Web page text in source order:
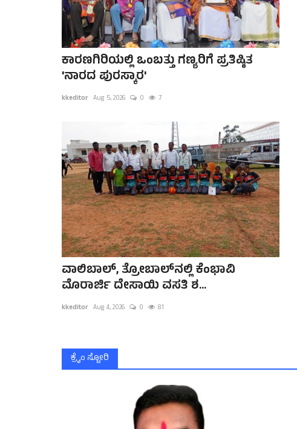
ಕಾರಣಗಿರಿಯಲ್ಲಿ ಒಂಬತ್ತು ಗಣ್ಯರಿಗೆ ಪ್ರತಿಷ್ಠಿತ
'ನಾರದ ಪುರಸ್ಕಾರ'
kkeditor Aug 5, 2026 0 7
ವಾಲಿಬಾಲ್, ತ್ರೋಬಾಲ್‌ನಲ್ಲಿ ಕೆಂಭಾವಿ
ಮೊರಾರ್ಜಿ ದೇಸಾಯಿ ವಸತಿ ಶ...
kkeditor Aug 4, 2026 0 81
ಕ್ರೈಂ ಸ್ಟೋರಿ